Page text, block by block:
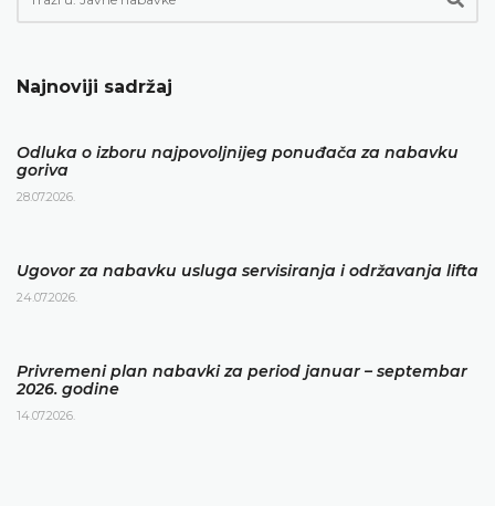
Najnoviji sadržaj
Odluka o izboru najpovoljnijeg ponuđača za nabavku
goriva
28.07.2026.
Ugovor za nabavku usluga servisiranja i održavanja lifta
24.07.2026.
Privremeni plan nabavki za period januar – septembar
2026. godine
14.07.2026.